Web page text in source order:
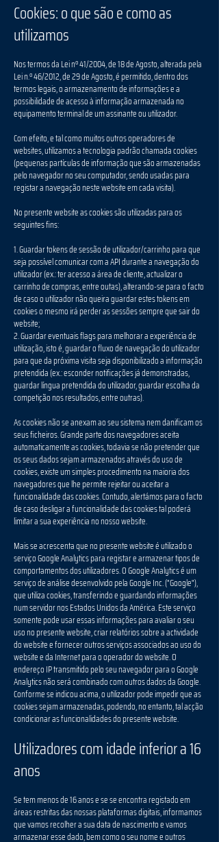
Cookies: o que são e como as
utilizamos
Nos termos da Lei nº 41/2004, de 18 de Agosto, alterada pela
Lei n.º 46/2012, de 29 de Agosto, é permitido, dentro dos
termos legais, o armazenamento de informações e a
possibilidade de acesso à informação armazenada no
equipamento terminal de um assinante ou utilizador.
Com efeito, e tal como muitos outros operadores de
websites, utilizamos a tecnologia padrão chamada cookies
(pequenas partículas de informação que são armazenadas
pelo navegador no seu computador, sendo usadas para
registar a navegação neste website em cada visita).
No presente website as cookies são utilizadas para os
seguintes fins:
1. Guardar tokens de sessão de utilizador/carrinho para que
seja possível comunicar com a API durante a navegação do
utilizador (ex.: ter acesso a área de cliente, actualizar o
carrinho de compras, entre outas), alterando-se para o facto
de caso o utilizador não queira guardar estes tokens em
cookies o mesmo irá perder as sessões sempre que sair do
website;
2. Guardar eventuais flags para melhorar a experiência de
utilização, isto é, guardar o fluxo de navegação do utilizador
para que da próxima visita seja disponibilizado a informação
pretendida (ex.: esconder notificações já demonstradas,
guardar língua pretendida do utilizador, guardar escolha da
competição nos resultados, entre outras).
As cookies não se anexam ao seu sistema nem danificam os
seus ficheiros. Grande parte dos navegadores aceita
automaticamente as cookies, todavia se não pretender que
os seus dados sejam armazenados através do uso de
cookies, existe um simples procedimento na maioria dos
navegadores que lhe permite rejeitar ou aceitar a
funcionalidade das cookies. Contudo, alertámos para o facto
de caso desligar a funcionalidade das cookies tal poderá
limitar a sua experiência no nosso website.
Mais se acrescenta que no presente website é utilizado o
serviço Google Analytics para registar e armazenar tipos de
comportamentos dos utilizadores. O Google Analytics é um
serviço de análise desenvolvido pela Google Inc. ("Google"),
que utiliza cookies, transferindo e guardando informações
num servidor nos Estados Unidos da América. Este serviço
somente pode usar essas informações para avaliar o seu
uso no presente website, criar relatórios sobre a actividade
do website e fornecer outros serviços associados ao uso do
website e da Internet para o operador do website. O
endereço IP transmitido pelo seu navegador para o Google
Analytics não será combinado com outros dados da Google.
Conforme se indicou acima, o utilizador pode impedir que as
cookies sejam armazenadas, podendo, no entanto, tal acção
condicionar as funcionalidades do presente website.
Utilizadores com idade inferior a 16
anos
Se tem menos de 16 anos e se se encontra registado em
áreas restritas das nossas plataformas digitais, informamos
que vamos recolher a sua data de nascimento e vamos
armazenar esse dado, bem como o seu nome e outros